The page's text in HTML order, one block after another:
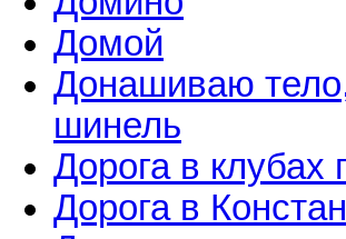
Домой
Донашиваю
шинель
Дорога в клубах
Дорога в